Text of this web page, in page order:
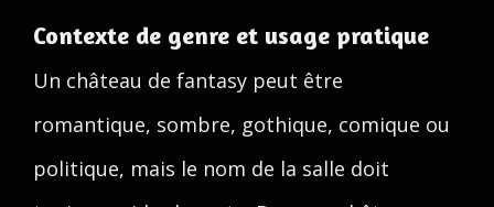
Contexte de genre et usage pratique
Un château de fantasy peut être
romantique, sombre, gothique, comique ou
politique, mais le nom de la salle doit